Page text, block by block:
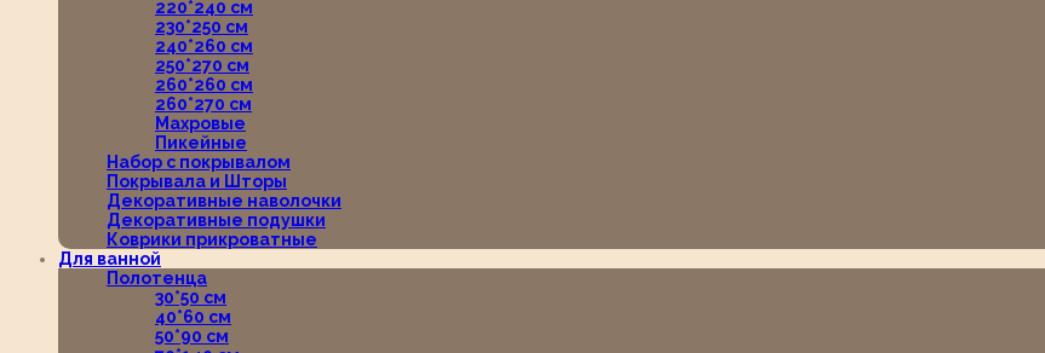
220*240 см
230*250 см
240*260 см
250*270 см
260*260 см
260*270 см
Махровые
Пикейные
Набор с покрывалом
Покрывала и Шторы
Декоративные наволочки
Декоративные подушки
Коврики прикроватные
Для ванной
Полотенца
30*50 см
40*60 см
50*90 см